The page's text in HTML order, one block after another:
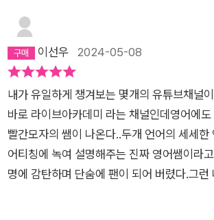
예문을 만들고 문장을 입에 익히며 보내는
가득찬 듯한 느낌의 날들이 얼마나 기쁜지 모
정말 쌤을 사랑합니다. 건강하게 오래 오래 뵈
이선우 2024-05-08
내가 유일하게 챙겨보는 몇개의 유튜브채널
바로 라이브아카데미 라는 채널인데영어에
빨간모자의 쌤이 나온다..두개 언어의 세세한
어티칭에 녹여 설명해주는 진짜 영어쌤이라
명에 감탄하며 단숨에 팬이 되어 버렸다.그런
랬다~ㅎㅎㅎ.Part1. 학습가이드Part2. 연습